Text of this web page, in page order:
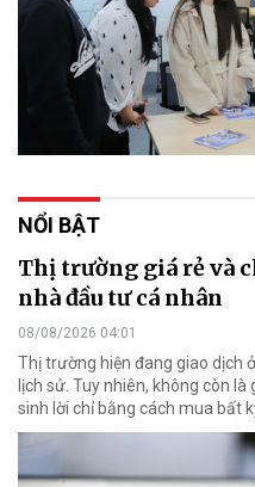
NỔI BẬT
Thị trường giá rẻ và
nhà đầu tư cá nhân
08/08/2026 04:01
Thị trường hiện đang giao dịch
lịch sử. Tuy nhiên, không còn
sinh lời chỉ bằng cách mua bất